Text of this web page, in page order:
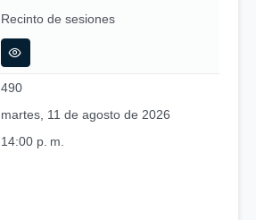
Recinto de sesiones
490
martes, 11 de agosto de 2026
14:00 p. m.